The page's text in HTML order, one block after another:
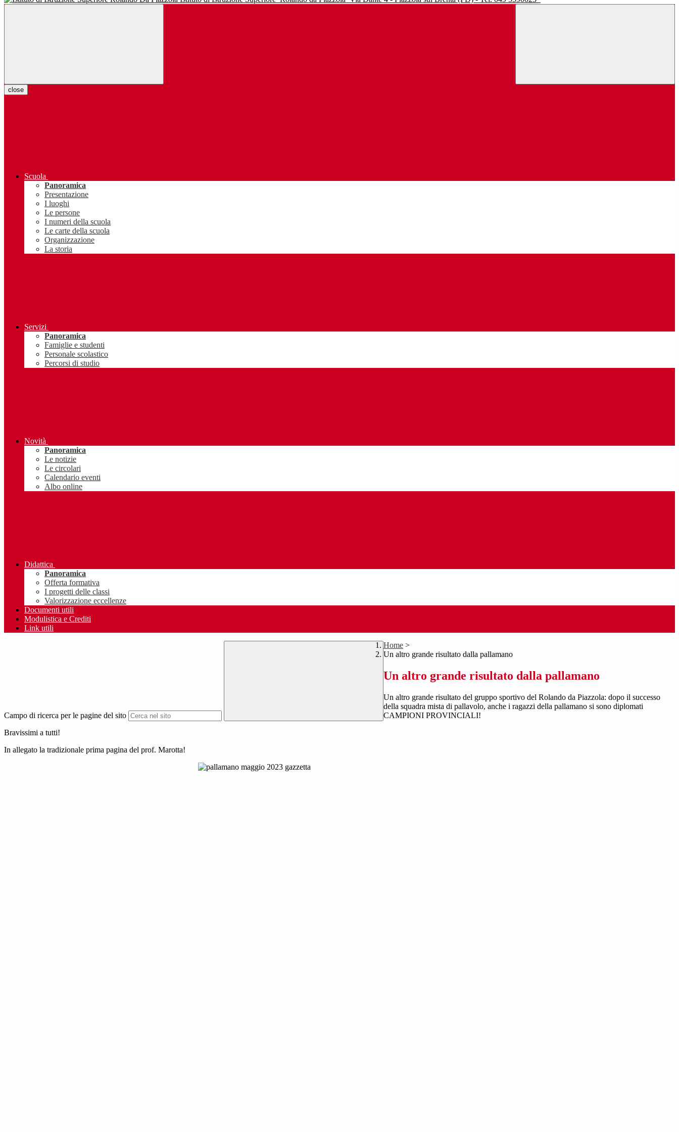
close
Scuola
Panoramica
Presentazione
I luoghi
Le persone
I numeri della scuola
Le carte della scuola
Organizzazione
La storia
Servizi
Panoramica
Famiglie e studenti
Personale scolastico
Percorsi di studio
Novità
Panoramica
Le notizie
Le circolari
Calendario eventi
Albo online
Didattica
Panoramica
Offerta formativa
I progetti delle classi
Valorizzazione eccellenze
Documenti utili
Modulistica e Crediti
Link utili
Campo di ricerca per le pagine del sito
Home >
Un altro grande risultato dalla pallamano
Un altro grande risultato dalla pallamano
Un altro grande risultato del gruppo sportivo del Rolando da Piazzola: dopo il successo
della squadra mista di pallavolo, anche i ragazzi della pallamano si sono diplomati
CAMPIONI PROVINCIALI!
Bravissimi a tutti!
In allegato la tradizionale prima pagina del prof. Marotta!